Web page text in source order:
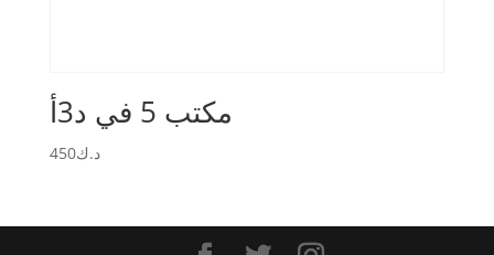
مكتب 5 في د3أ
د.ك450